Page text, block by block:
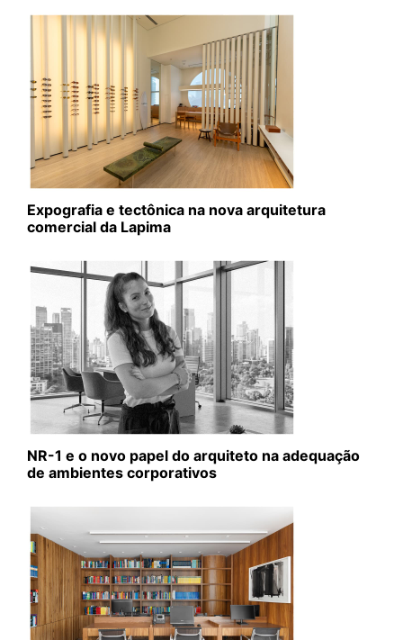
Expografia e tectônica na nova arquitetura
comercial da Lapima
NR-1 e o novo papel do arquiteto na adequação
de ambientes corporativos